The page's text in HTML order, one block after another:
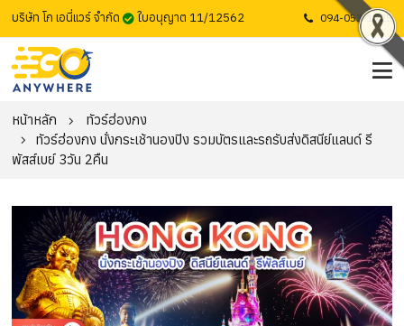
บริษัท โก เอนี่แวร์ จำกัด ใบอนุญาต 11/12562 094-053-1725
หน้าหลัก
ทัวร์ฮ่องกง
ทัวร์ฮ่องกง นั่งกระเช้านองปิง รวมบัตรและรถรับส่งดิสนีย์แลนด์ รี
พัสส์เบย์ 3วัน 2คืน